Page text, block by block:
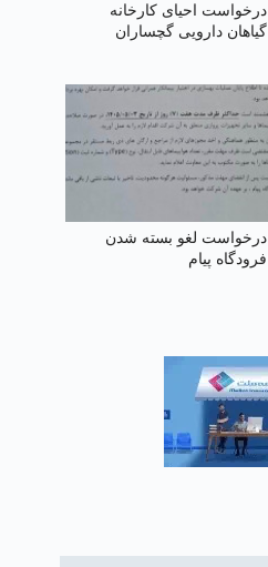
درخواست احیای کارخانه
گیاهان دارویی گچساران
درخواست لغو بسته شدن
فرودگاه پیام